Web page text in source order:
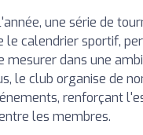
une série de
le calendrier sportif,
mesurer dans une
le club organise de
renforçant
les membres.